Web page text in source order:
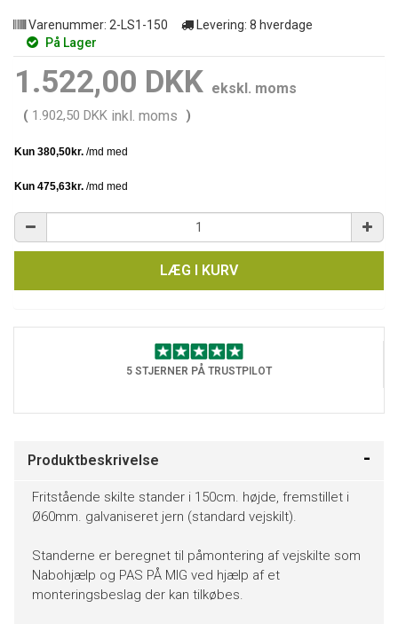
Varenummer: 2-LS1-150 Levering: 8 hverdage
På Lager
1.522,00 DKK ekskl. moms
( 1.902,50 DKK inkl. moms )
LÆG I KURV
5 STJERNER PÅ TRUSTPILOT
Produktbeskrivelse
Fritstående skilte stander i 150cm. højde, fremstillet i
Ø60mm. galvaniseret jern (standard vejskilt).
Standerne er beregnet til påmontering af vejskilte som
Nabohjælp og PAS PÅ MIG ved hjælp af et
monteringsbeslag der kan tilkøbes.